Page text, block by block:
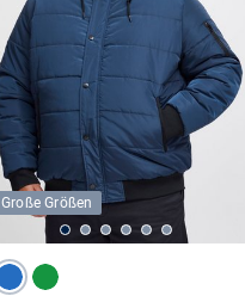
Große Größen